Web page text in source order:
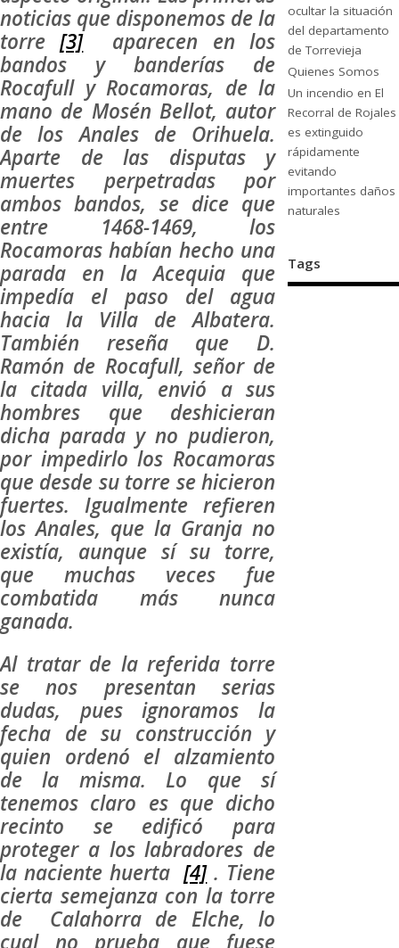
noticias que disponemos de la
torre[3]aparecen en los
bandos y banderías de
Rocafull y Rocamoras, de la
mano de Mosén Bellot, autor
de los Anales de Orihuela.
Aparte de las disputas y
muertes perpetradas por
ambos bandos, se dice que
entre 1468-1469, los
Rocamoras habían hecho una
parada en la Acequia que
impedía el paso del agua
hacia la Villa de Albatera.
También reseña que D.
Ramón de Rocafull, señor de
la citada villa, envió a sus
hombres que deshicieran
dicha parada y no pudieron,
por impedirlo los Rocamoras
que desde su torre se hicieron
fuertes. Igualmente refieren
los Anales, que la Granja no
existía, aunque sí su torre,
que muchas veces fue
combatida más nunca
ganada.
Al tratar de la referida torre
se nos presentan serias
dudas, pues ignoramos la
fecha de su construcción y
quien ordenó el alzamiento
de la misma. Lo que sí
tenemos claro es que dicho
recinto se edificó para
proteger a los labradores de
la naciente huerta[4]. Tiene
cierta semejanza con la torre
de Calahorra de Elche, lo
ocultar la situación
del departamento
de Torrevieja
Quienes Somos
Un incendio en El
Recorral de Rojales
es extinguido
rápidamente
evitando
importantes daños
naturales
Tags